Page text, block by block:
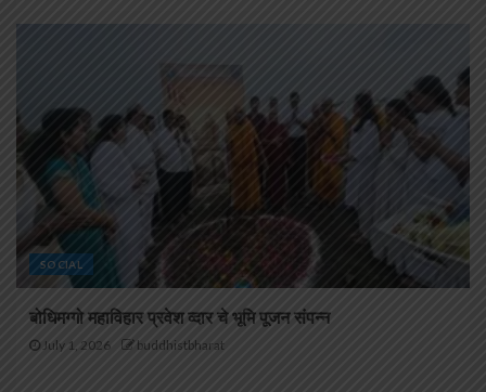
SOCIAL
बोधिमग्गो महाविहार प्रवेश व्दार चे भूमि पूजन संपन्न
July 1, 2026 buddhistbharat